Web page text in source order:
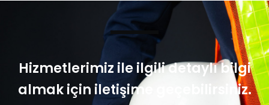
Hizmetlerimiz ile ilgili detaylı bilgi
almak için iletişime geçebilirsiniz.